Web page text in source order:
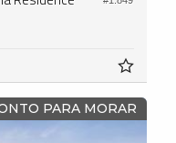
PARA MORAR